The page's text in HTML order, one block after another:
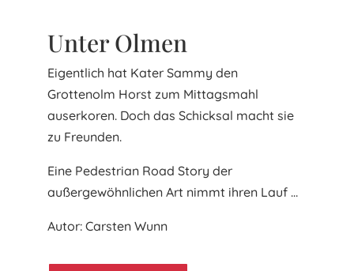
Unter Olmen
Eigentlich hat Kater Sammy den
Grottenolm Horst zum Mittagsmahl
auserkoren. Doch das Schicksal macht sie
zu Freunden.
Eine Pedestrian Road Story der
außergewöhnlichen Art nimmt ihren Lauf …
Autor: Carsten Wunn